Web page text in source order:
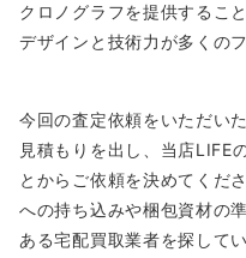
クロノグラフを提供するこ
デザインと技術力が多くの
今回の査定依頼をいただい
見積もりを出し、当店LIFE
とからご依頼を決めてくだ
への持ち込みや梱包資材の
ある宅配買取業者を探して